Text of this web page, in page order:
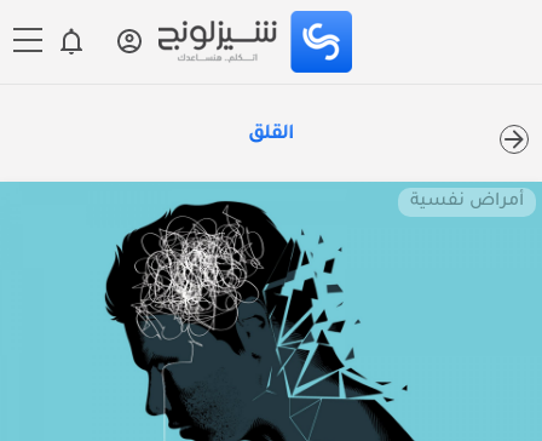
القلق
أمراض نفسية